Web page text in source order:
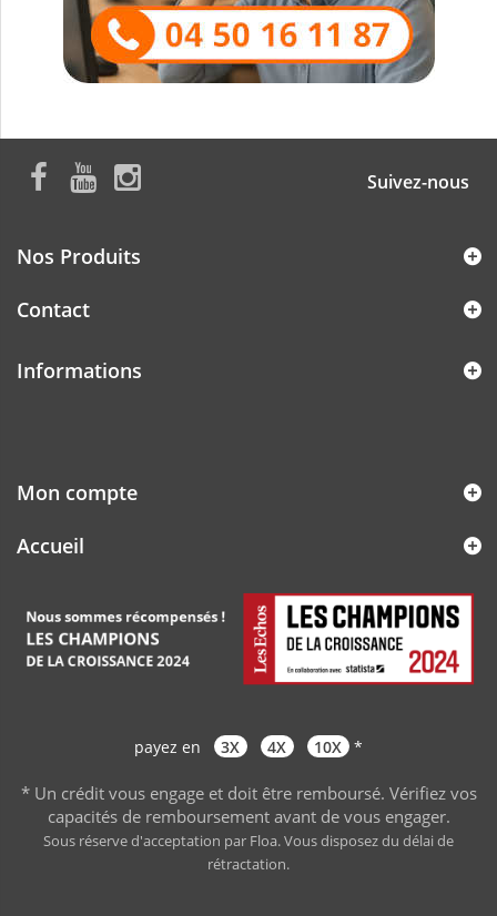
Suivez-nous
Nos Produits
Contact
Informations
Mon compte
Accueil
payez en 3X 4X 10X *
* Un crédit vous engage et doit être remboursé. Vérifiez vos
capacités de remboursement avant de vous engager.
Sous réserve d'acceptation par Floa. Vous disposez du délai de
rétractation.